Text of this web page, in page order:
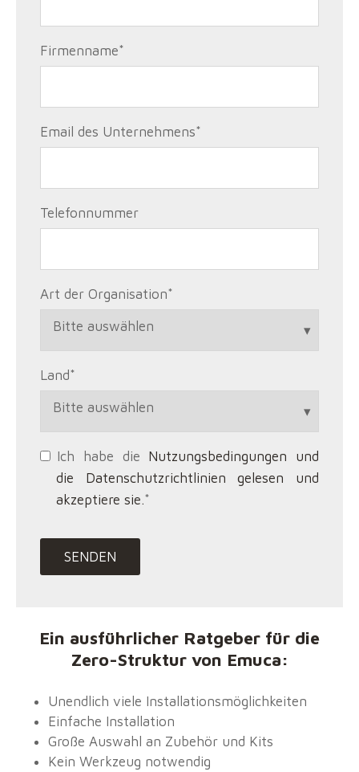
Firmenname*
Email des Unternehmens*
Telefonnummer
Art der Organisation*
Land*
Ich habe die Nutzungsbedingungen und
die Datenschutzrichtlinien gelesen und
akzeptiere sie.*
Ein ausführlicher Ratgeber für die
Zero-Struktur von Emuca:
Unendlich viele Installationsmöglichkeiten
Einfache Installation
Große Auswahl an Zubehör und Kits
Kein Werkzeug notwendig